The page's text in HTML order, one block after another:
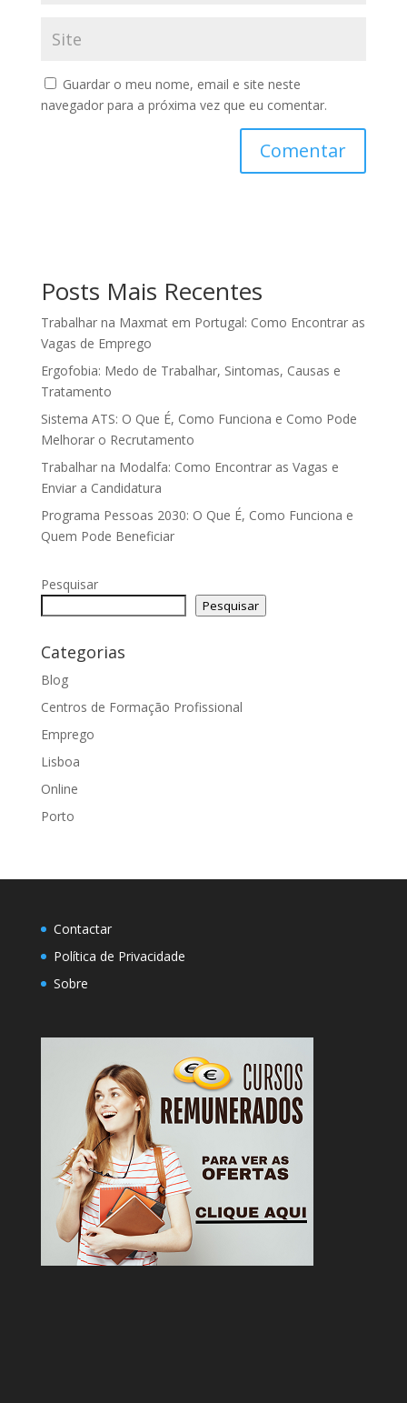
Guardar o meu nome, email e site neste
navegador para a próxima vez que eu comentar.
Posts Mais Recentes
Trabalhar na Maxmat em Portugal: Como Encontrar as
Vagas de Emprego
Ergofobia: Medo de Trabalhar, Sintomas, Causas e
Tratamento
Sistema ATS: O Que É, Como Funciona e Como Pode
Melhorar o Recrutamento
Trabalhar na Modalfa: Como Encontrar as Vagas e
Enviar a Candidatura
Programa Pessoas 2030: O Que É, Como Funciona e
Quem Pode Beneficiar
Pesquisar
Pesquisar
Categorias
Blog
Centros de Formação Profissional
Emprego
Lisboa
Online
Porto
Contactar
Política de Privacidade
Sobre